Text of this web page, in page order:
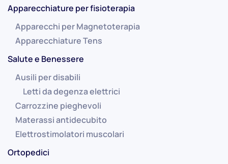
Apparecchiature per fisioterapia
Apparecchi per Magnetoterapia
Apparecchiature Tens
Salute e Benessere
Ausili per disabili
Letti da degenza elettrici
Carrozzine pieghevoli
Materassi antidecubito
Elettrostimolatori muscolari
Ortopedici